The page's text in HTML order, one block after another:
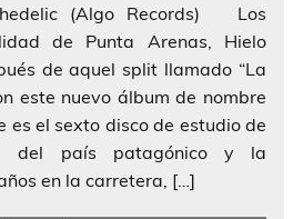
(Algo Records) Los
de Punta Arenas, Hielo
de aquel split llamado “La
este nuevo álbum de nombre
es el sexto disco de estudio de
del país patagónico y la
en la carretera, […]